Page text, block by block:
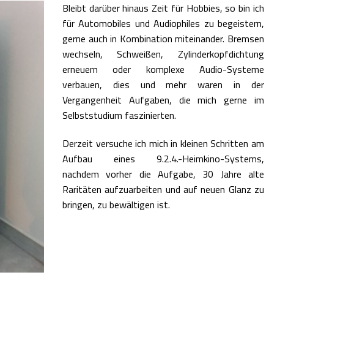
Bleibt darüber hinaus Zeit für Hobbies, so bin ich
für Automobiles und Audiophiles zu begeistern,
gerne auch in Kombination miteinander. Bremsen
wechseln, Schweißen, Zylinderkopfdichtung
erneuern oder komplexe Audio-Systeme
verbauen, dies und mehr waren in der
Vergangenheit Aufgaben, die mich gerne im
Selbststudium faszinierten.
Derzeit versuche ich mich in kleinen Schritten am
Aufbau eines 9.2.4.-Heimkino-Systems,
nachdem vorher die Aufgabe, 30 Jahre alte
Raritäten aufzuarbeiten und auf neuen Glanz zu
bringen, zu bewältigen ist.